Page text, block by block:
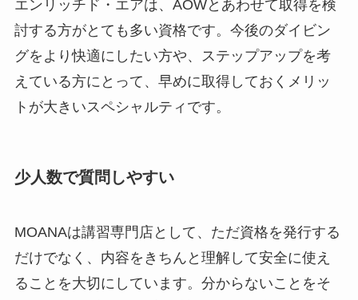
エンリッチド・エアは、AOWとあわせて取得を検
討する方がとても多い資格です。今後のダイビン
グをより快適にしたい方や、ステップアップを考
えている方にとって、早めに取得しておくメリッ
トが大きいスペシャルティです。
少人数で質問しやすい
MOANAは講習専門店として、ただ資格を発行する
だけでなく、内容をきちんと理解して安全に使え
ることを大切にしています。分からないことをそ